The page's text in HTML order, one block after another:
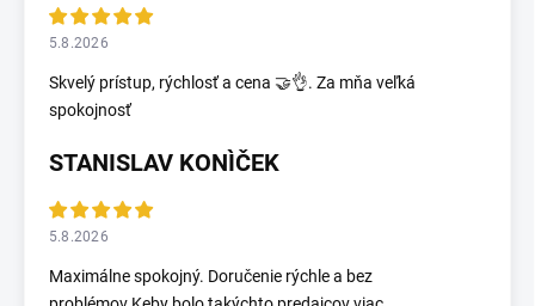
5.8.2026
Skvelý prístup, rýchlosť a cena 🤝👌. Za mňa veľká
spokojnosť
STANISLAV KONÌČEK
5.8.2026
Maximálne spokojný. Doručenie rýchle a bez